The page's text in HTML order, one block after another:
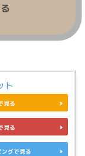
ト
見る
見る
グで見る